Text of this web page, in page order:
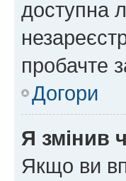
доступна
пробачте
Догори
Я змінив
Якщо ви